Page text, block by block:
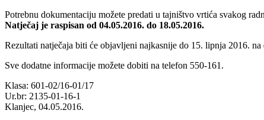
Potrebnu dokumentaciju možete predati u tajništvo vrtića svakog
Natječaj je raspisan od 04.05.2016. do 18.05.2016.
Rezultati natječaja biti će objavljeni najkasnije do 15. lipnja 2016.
Sve dodatne informacije možete dobiti na telefon 550-161.
Klasa: 601-02/16-01/17
Ur.br: 2135-01-16-1
Klanjec, 04.05.2016.